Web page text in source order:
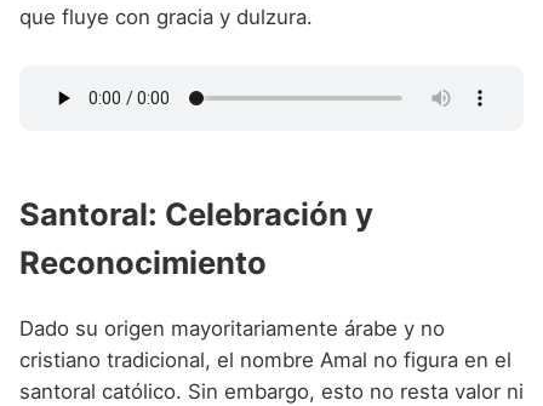
que fluye con gracia y dulzura.
Santoral: Celebración y
Reconocimiento
Dado su origen mayoritariamente árabe y no
cristiano tradicional, el nombre Amal no figura en el
santoral católico. Sin embargo, esto no resta valor ni